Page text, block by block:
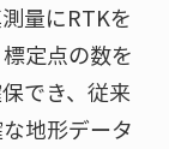
量にRTKを
定点の数を
でき、従来
地形データ